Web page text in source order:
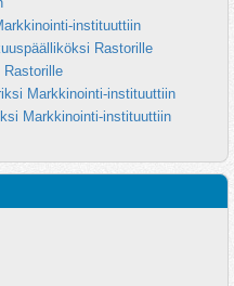
instituuttiin
Rastorille
Rastorille
Markkinointi-instituuttiin
Markkinointi-instituuttiin